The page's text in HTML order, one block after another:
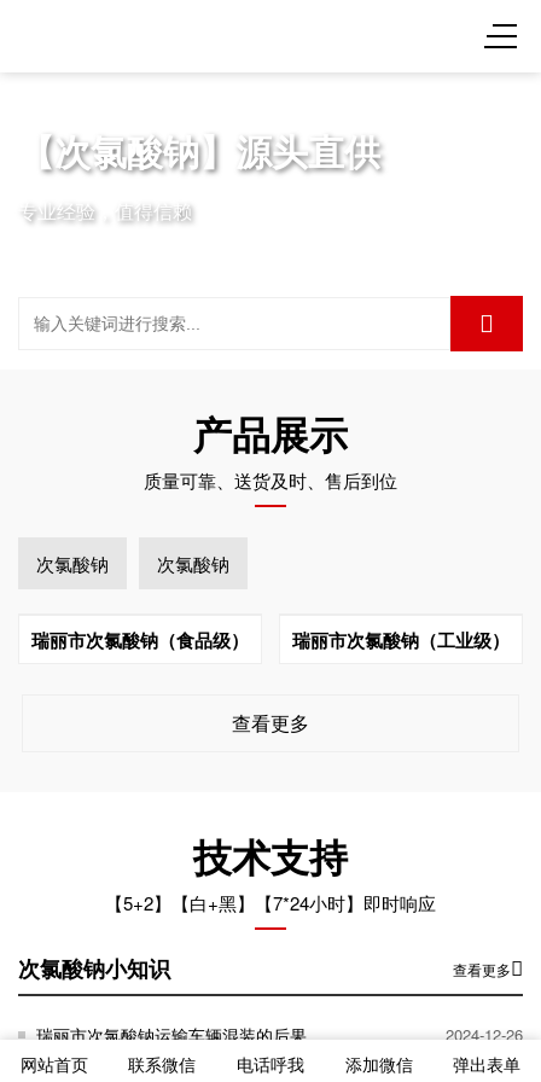
【次氯酸钠】源头直供
专业经验，值得信赖
产品展示
质量可靠、送货及时、售后到位
次氯酸钠 次氯酸钠
瑞丽市次氯酸钠（食品级） 瑞丽市次氯酸钠（工业级）
查看更多
技术支持
【5+2】【白+黑】【7*24小时】即时响应
次氯酸钠小知识 查看更多
瑞丽市次氯酸钠运输车辆混装的后果 2024-12-26
网站首页 联系微信 电话呼我 添加微信 弹出表单